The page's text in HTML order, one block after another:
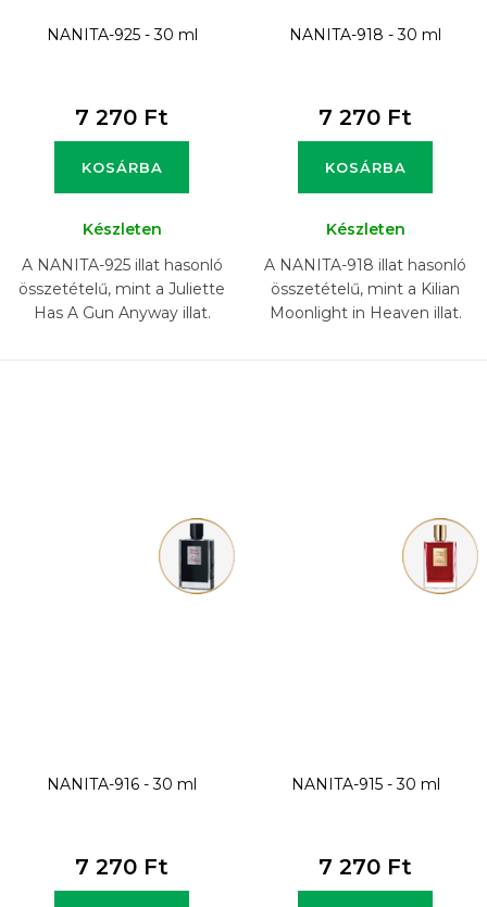
NANITA-925 - 30 ml
7 270 Ft
KOSÁRBA
Készleten
A NANITA-925 illat hasonló
összetételű, mint a Juliette
Has A Gun Anyway illat.
NANITA-918 - 30 ml
7 270 Ft
KOSÁRBA
Készleten
A NANITA-918 illat hasonló
összetételű, mint a Kilian
Moonlight in Heaven illat.
NANITA-916 - 30 ml
7 270 Ft
NANITA-915 - 30 ml
7 270 Ft